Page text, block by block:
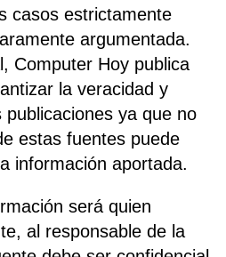
casos estrictamente
argumentada.
Computer Hoy publica
la veracidad y
ya que no
estas fuentes puede
información aportada.
será quien
al responsable de la